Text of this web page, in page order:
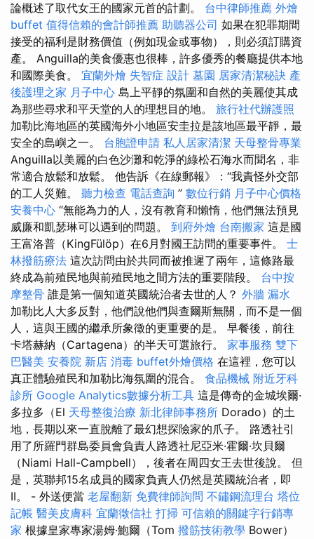
論概述了取代女王的國家元首的計劃。 台中律師推薦 外燴
buffet 值得信賴的會計師推薦 助聽器公司 如果在犯罪期間
接受的福利是財務價值（例如現金或事物），則必須訂購資
產。 Anguilla的美食優惠也很棒，許多優秀的餐廳提供本地
和國際美食。 宜蘭外燴 失智症 設計 墓園 居家清潔秘訣 產
後護理之家 月子中心 島上平靜的氛圍和自然的美麗使其成
為那些尋求和平天堂的人的理想目的地。 旅行社代辦護照
加勒比海地區的英國海外小地區安圭拉是該地區最平靜，最
安全的島嶼之一。 台胞證申請 私人居家清潔 天母整骨專業
Anguilla以美麗的白色沙灘和乾淨的綠松石海水而聞名，非
常適合放鬆和放鬆。 他告訴《在線郵報》：“我責怪外交部
的工人災難。 聽力檢查 電話查詢 ” 數位行銷 月子中心價格
安養中心 “無能為力的人，沒有教育和懶惰，他們無法預見
威廉和凱瑟琳可以遇到的問題。 到府外燴 台南搬家 這是國
王富洛普（KingFülöp）在6月對國王訪問的重要事件。 士
林撥筋療法 這次訪問由於共同而被推遲了兩年，這條路最
終成為前殖民地與前殖民地之間方法的重要階段。 台中按
摩整骨 誰是第一個知道英國統治者去世的人？ 外牆 漏水
加勒比人大多反對，他們說他們與查爾斯無關，而不是一個
人，這與王國的繼承所象徵的更重要的是。 早餐後，前往
卡塔赫納（Cartagena）的半天可選旅行。 家事服務 雙下
巴醫美 安養院 新店 消毒 buffet外燴價格 在這裡，您可以
真正體驗殖民和加勒比海氛圍的混合。 食品機械 附近牙科
診所 Google Analytics數據分析工具 這是傳奇的金城埃爾·
多拉多（El 天母整復治療 新北律師事務所 Dorado）的土
地，長期以來一直脫離了最幻想探險家的爪子。 路透社引
用了所羅門群島委員會負責人路透社尼亞米·霍爾·坎貝爾
（Niami Hall-Campbell），後者在周四女王去世後說。 但
是，英聯邦15名成員的國家負責人仍然是英國統治者，即
II。 - 外送便當 老屋翻新 免費律師詢問 不鏽鋼流理台 塔位
記帳 醫美皮膚科 宜蘭徵信社 打掃 可信賴的關鍵字行銷專
家 根據皇家專家湯姆·鮑爾（Tom 撥筋技術教學 Bower）